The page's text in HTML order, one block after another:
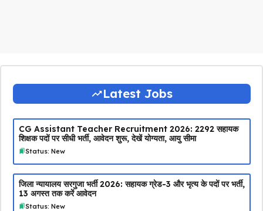
Latest Jobs
CG Assistant Teacher Recruitment 2026: 2292 सहायक
शिक्षक पदों पर सीधी भर्ती, आवेदन शुरू, देखें योग्यता, आयु सीमा
Status: New
जिला न्यायालय सरगुजा भर्ती 2026: सहायक ग्रेड-3 और भृत्य के पदों पर भर्ती,
13 अगस्त तक करें आवेदन
Status: New